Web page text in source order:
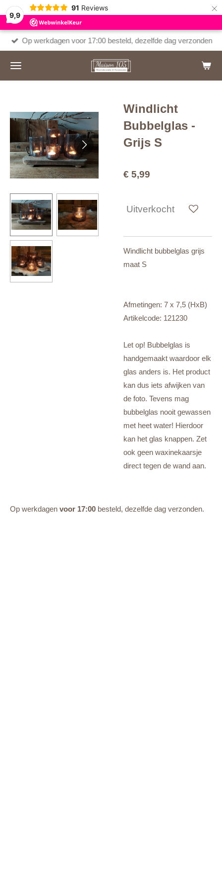
9,9
91 Reviews ×
Op werkdagen voor 17:00 besteld, dezelfde dag verzonden
Windlicht
Bubbelglas -
Grijs S
€ 5,99
Uitverkocht
Windlicht bubbelglas grijs
maat S
Afmetingen: 7 x 7,5 (HxB)
Artikelcode: 121230
Let op! Bubbelglas is
handgemaakt waardoor elk
glas anders is. Het product
kan dus iets afwijken van
de foto. Tevens mag
bubbelglas nooit gewassen
met heet water! Hierdoor
kan het glas knappen. Zet
ook geen waxinekaarsje
direct tegen de wand aan.
Op werkdagen voor 17:00 besteld, dezelfde dag verzonden.